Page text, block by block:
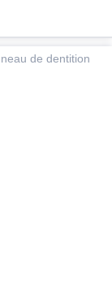
de dentition